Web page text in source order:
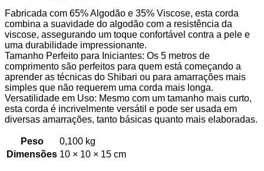
Fabricada com 65% Algodão e 35% Viscose, esta corda
combina a suavidade do algodão com a resistência da
viscose, assegurando um toque confortável contra a pele e
uma durabilidade impressionante.
Tamanho Perfeito para Iniciantes: Os 5 metros de
comprimento são perfeitos para quem está começando a
aprender as técnicas do Shibari ou para amarrações mais
simples que não requerem uma corda mais longa.
Versatilidade em Uso: Mesmo com um tamanho mais curto,
esta corda é incrivelmente versátil e pode ser usada em
diversas amarrações, tanto básicas quanto mais elaboradas.
Peso
0,100 kg
Dimensões 10 × 10 × 15 cm